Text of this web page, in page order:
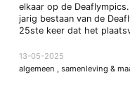
elkaar op de
jarig bestaan van de
25ste keer dat het
13-05-2025
algemeen
samenleving &